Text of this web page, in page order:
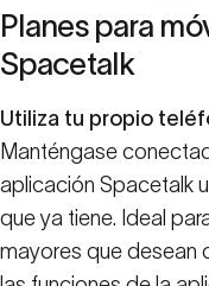
Planes para
Spacetalk
Utiliza tu propio
Manténgase
aplicación Spacetalk
que ya tiene. Ideal
mayores que desean